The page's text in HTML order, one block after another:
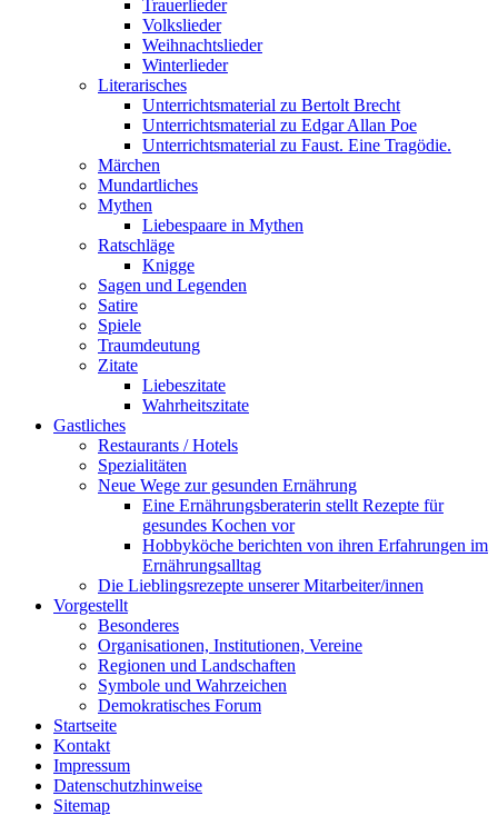
Trauerlieder
Volkslieder
Weihnachtslieder
Winterlieder
Literarisches
Unterrichtsmaterial zu Bertolt Brecht
Unterrichtsmaterial zu Edgar Allan Poe
Unterrichtsmaterial zu Faust. Eine Tragödie.
Märchen
Mundartliches
Mythen
Liebespaare in Mythen
Ratschläge
Knigge
Sagen und Legenden
Satire
Spiele
Traumdeutung
Zitate
Liebeszitate
Wahrheitszitate
Gastliches
Restaurants / Hotels
Spezialitäten
Neue Wege zur gesunden Ernährung
Eine Ernährungsberaterin stellt Rezepte für
gesundes Kochen vor
Hobbyköche berichten von ihren Erfahrungen im
Ernährungsalltag
Die Lieblingsrezepte unserer Mitarbeiter/innen
Vorgestellt
Besonderes
Organisationen, Institutionen, Vereine
Regionen und Landschaften
Symbole und Wahrzeichen
Demokratisches Forum
Startseite
Kontakt
Impressum
Datenschutzhinweise
Sitemap